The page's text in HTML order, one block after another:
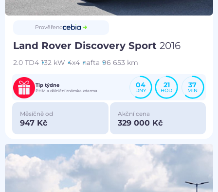
Prověřeno
Land Rover Discovery Sport2016
2.0 TD4 132 kW 4x4 nafta 96 653 km
Tip týdne
PHM a dálniční známka zdarma
04
DNY
21
HOD
37
MIN
Měsíčně od
947 Kč
Akční cena
329 000 Kč